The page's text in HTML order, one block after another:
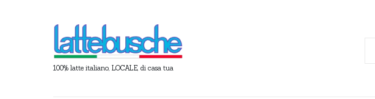
100% latte italiano, LOCALE, di casa tua